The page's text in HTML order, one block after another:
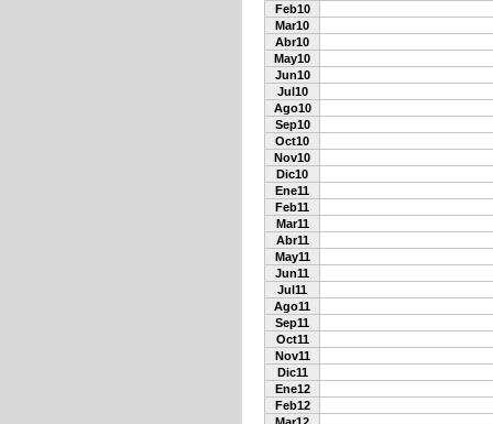
Feb10
Mar10
Abr10
May10
Jun10
Jul10
Ago10
Sep10
Oct10
Nov10
Dic10
Ene11
Feb11
Mar11
Abr11
May11
Jun11
Jul11
Ago11
Sep11
Oct11
Nov11
Dic11
Ene12
Feb12